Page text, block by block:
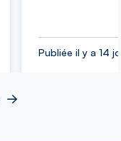
Publiée il y a 14